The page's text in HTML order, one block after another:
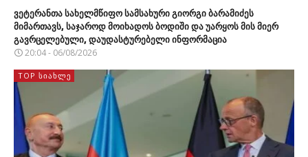
ვეტერანთა სახელმწიფო სამსახური გიორგი ბარამიძეს
მიმართავს, საჯაროდ მოიხადოს ბოდიში და უარყოს მის მიერ
გავრცელებული, დაუდასტურებელი ინფორმაცია
20:04 - 06/08/2026
TOP ᲡᲘᲐᲮᲚᲔ